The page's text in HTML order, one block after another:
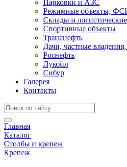
Парковки и АЗС
Режимные объекты,
Склады и
Спортивные объекты
Транснефть
Дачи, частные
Роснефть
Лукойл
Сибур
Галерея
Контакты
Главная
Каталог
Столбы и крепеж
Крепеж